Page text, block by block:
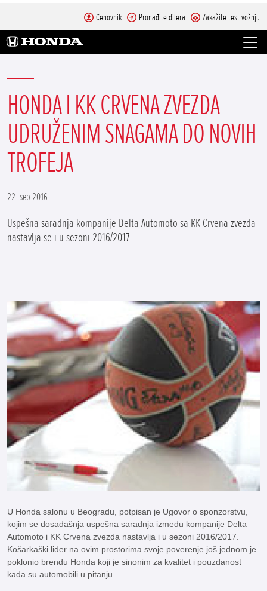
Cenovnik Pronađite dilera Zakažite test vožnju
HONDA I KK CRVENA ZVEZDA
UDRUŽENIM SNAGAMA DO NOVIH
TROFEJA
22. sep 2016.
Uspešna saradnja kompanije Delta Automoto sa KK Crvena zvezda
nastavlja se i u sezoni 2016/2017.
U Honda salonu u Beogradu, potpisan je Ugovor o sponzorstvu,
kojim se dosadašnja uspešna saradnja između kompanije Delta
Automoto i KK Crvena zvezda nastavlja i u sezoni 2016/2017.
Košarkaški lider na ovim prostorima svoje poverenje još jednom je
poklonio brendu Honda koji je sinonim za kvalitet i pouzdanost
kada su automobili u pitanju.